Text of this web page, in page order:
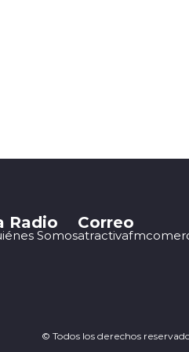
Radio
Somos
Correo
© Todos los derechos